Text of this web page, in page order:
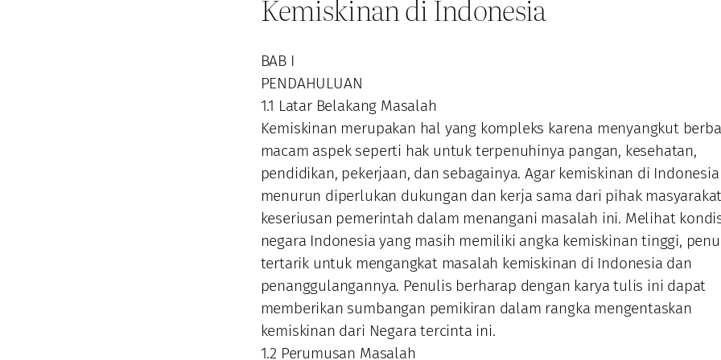
Kemiskinan di Indonesia
BAB I
PENDAHULUAN
1.1 Latar Belakang Masalah
Kemiskinan merupakan hal yang kompleks karena menyangkut
macam aspek seperti hak untuk terpenuhinya pangan, kesehatan,
pendidikan, pekerjaan, dan sebagainya. Agar kemiskinan di
menurun diperlukan dukungan dan kerja sama dari pihak
keseriusan pemerintah dalam menangani masalah ini. Melihat
negara Indonesia yang masih memiliki angka kemiskinan tinggi,
tertarik untuk mengangkat masalah kemiskinan di Indonesia dan
penanggulangannya. Penulis berharap dengan karya tulis ini dapat
memberikan sumbangan pemikiran dalam rangka mengentaskan
kemiskinan dari Negara tercinta ini.
1.2 Perumusan Masalah